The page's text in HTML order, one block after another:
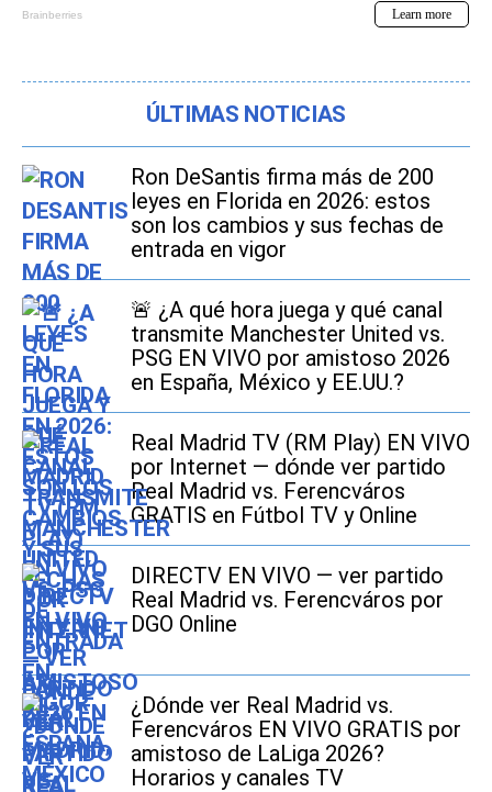
ÚLTIMAS NOTICIAS
Ron DeSantis firma más de 200
leyes en Florida en 2026: estos
son los cambios y sus fechas de
entrada en vigor
🚨 ¿A qué hora juega y qué canal
transmite Manchester United vs.
PSG EN VIVO por amistoso 2026
en España, México y EE.UU.?
Real Madrid TV (RM Play) EN VIVO
por Internet — dónde ver partido
Real Madrid vs. Ferencváros
GRATIS en Fútbol TV y Online
DIRECTV EN VIVO — ver partido
Real Madrid vs. Ferencváros por
DGO Online
¿Dónde ver Real Madrid vs.
Ferencváros EN VIVO GRATIS por
amistoso de LaLiga 2026?
Horarios y canales TV